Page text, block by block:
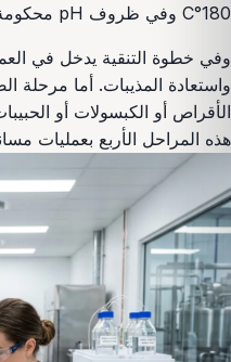
180°C وفي ظروف pH محكومة.
وفي خطوة التنقية يدخل في
واستعادة المذيبات. أما مرحلة
الأقراص أو الكبسولات أو
هذه المراحل الأربع بعمليات